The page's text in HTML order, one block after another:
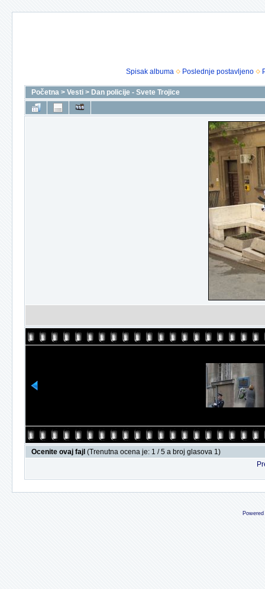
Spisak albuma Poslednje postavljeno
Početna > Vesti > Dan policije - Svete Trojice
Ocenite ovaj fajl (Trenutna ocena je: 1 / 5 a broj glasova 1)